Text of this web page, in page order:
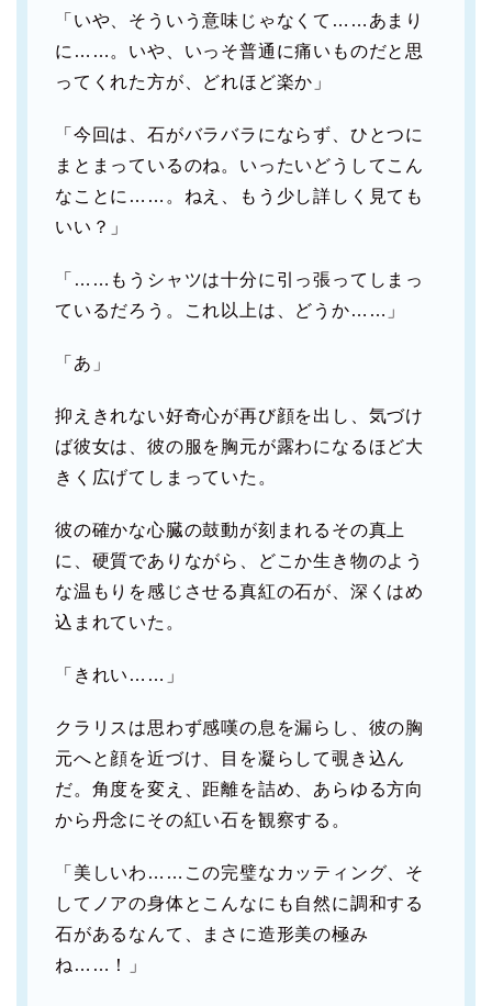
「いや、そういう意味じゃなくて……あまり
に……。いや、いっそ普通に痛いものだと思
ってくれた方が、どれほど楽か」
「今回は、石がバラバラにならず、ひとつに
まとまっているのね。いったいどうしてこん
なことに……。ねえ、もう少し詳しく見ても
いい？」
「……もうシャツは十分に引っ張ってしまっ
ているだろう。これ以上は、どうか……」
「あ」
抑えきれない好奇心が再び顔を出し、気づけ
ば彼女は、彼の服を胸元が露わになるほど大
きく広げてしまっていた。
彼の確かな心臓の鼓動が刻まれるその真上
に、硬質でありながら、どこか生き物のよう
な温もりを感じさせる真紅の石が、深くはめ
込まれていた。
「きれい……」
クラリスは思わず感嘆の息を漏らし、彼の胸
元へと顔を近づけ、目を凝らして覗き込ん
だ。角度を変え、距離を詰め、あらゆる方向
から丹念にその紅い石を観察する。
「美しいわ……この完璧なカッティング、そ
してノアの身体とこんなにも自然に調和する
石があるなんて、まさに造形美の極み
ね……！」